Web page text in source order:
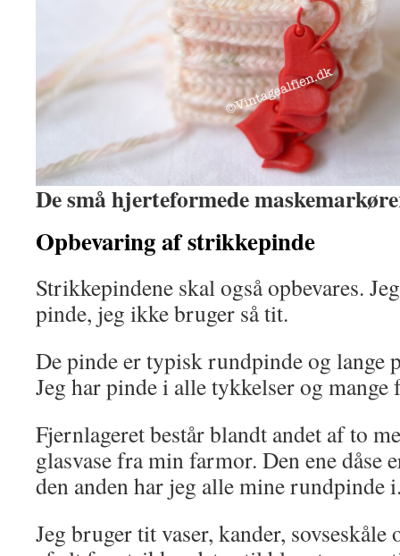
De små hjerteformede
Opbevaring af strikkepinde
Strikkepindene skal også opbevares.
pinde, jeg ikke bruger så tit.
De pinde er typisk rundpinde og lange
Jeg har pinde i alle tykkelser og
Fjernlageret består blandt andet af to
glasvase fra min farmor. Den ene dåse
den anden har jeg alle mine rundpinde
Jeg bruger tit vaser, kander,